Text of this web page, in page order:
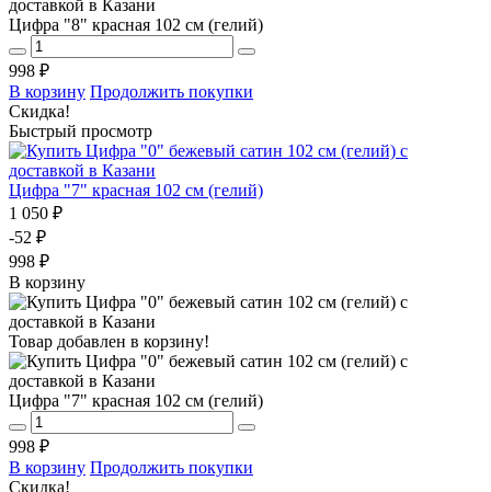
Цифра "8" красная 102 см (гелий)
998 ₽
В корзину Продолжить покупки
Скидка!
Быстрый просмотр
Цифра "7" красная 102 см (гелий)
1 050 ₽
-52 ₽
998 ₽
В корзину
Товар добавлен в корзину!
Цифра "7" красная 102 см (гелий)
998 ₽
В корзину Продолжить покупки
Скидка!